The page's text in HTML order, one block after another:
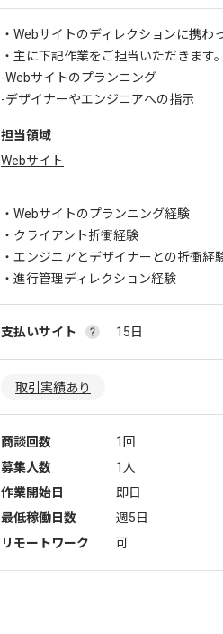
・Webサイトのディレクションに携わ
・主に下記作業をご担当いただきます
-Webサイトのプランニング
-デザイナーやエンジニアへの指示
担当領域
Webサイト
・Webサイトのプランニング経験
・クライアント折衝経験
・エンジニアとデザイナーとの折衝経
・進行管理ディレクション経験
支払いサイト 15日
取引実績あり
商談回数
1回
募集人数
1人
作業開始日
即日
最低稼働日数
週5日
リモートワーク
可